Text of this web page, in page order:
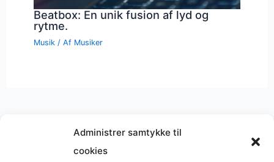
Administrer samtykke til
cookies
Beatbox: En unik fusion af lyd og
rytme.
Musik / Af Musiker
Musik på